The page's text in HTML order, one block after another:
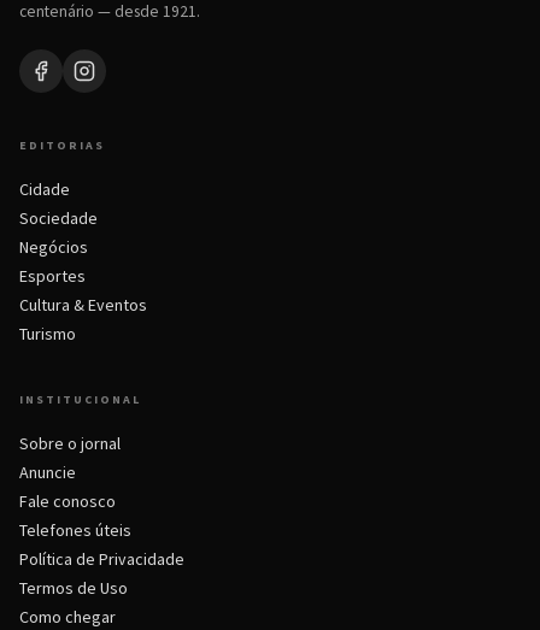
centenário — desde 1921.
EDITORIAS
Cidade
Sociedade
Negócios
Esportes
Cultura & Eventos
Turismo
INSTITUCIONAL
Sobre o jornal
Anuncie
Fale conosco
Telefones úteis
Política de Privacidade
Termos de Uso
Como chegar